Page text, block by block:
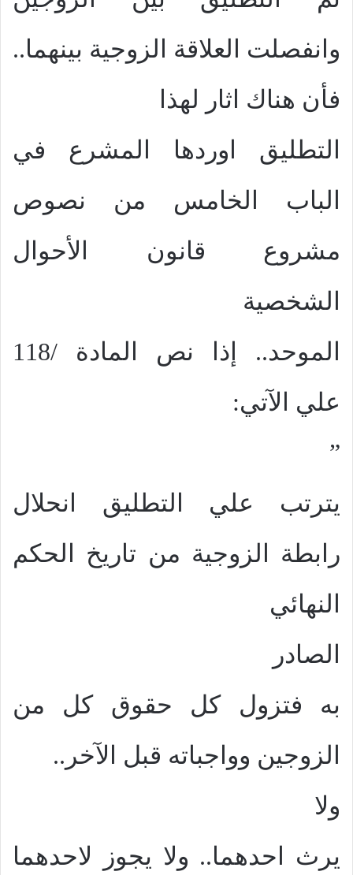
وانفصلت العلاقة الزوجية بينهما..
فأن هناك اثار لهذا
التطليق اوردها المشرع في
الباب الخامس من نصوص
مشروع قانون الأحوال
الشخصية
الموحد.. إذا نص المادة /118
علي الآتي:
”
يترتب علي التطليق انحلال
رابطة الزوجية من تاريخ الحكم
النهائي
الصادر
به فتزول كل حقوق كل من
الزوجين وواجباته قبل الآخر..
ولا
يرث احدهما.. ولا يجوز لاحدهما